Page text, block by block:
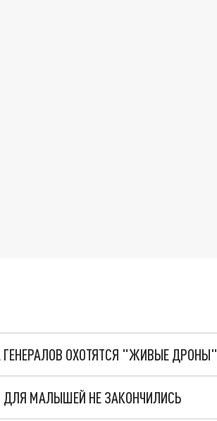
ОХОТЯТСЯ "ЖИВЫЕ ДРОНЫ"
ДЛЯ МАЛЫШЕЙ НЕ ЗАКОНЧИЛИСЬ